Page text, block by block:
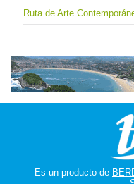
Ruta de Arte
Es un producto de